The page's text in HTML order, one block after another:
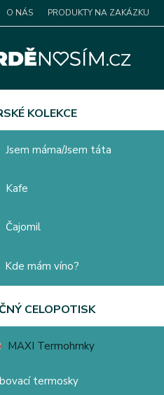
O NÁS PRODUKTY NA ZAKÁZKU
KOLEKCE
Jsem máma/Jsem táta
Kafe
Čajomil
Kde mám víno?
CELOPOTISK
MAXI Termohrnky
termosky